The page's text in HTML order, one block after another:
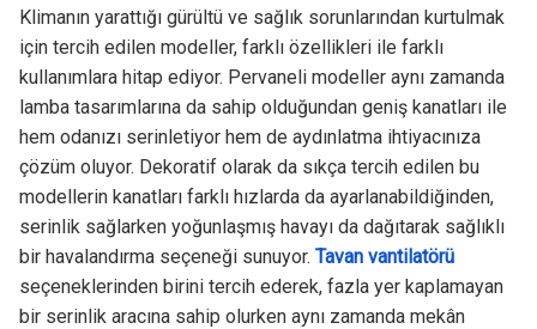
Klimanın yarattığı gürültü ve sağlık sorunlarından kurtulmak
için tercih edilen modeller, farklı özellikleri ile farklı
kullanımlara hitap ediyor. Pervaneli modeller aynı zamanda
lamba tasarımlarına da sahip olduğundan geniş kanatları ile
hem odanızı serinletiyor hem de aydınlatma ihtiyacınıza
çözüm oluyor. Dekoratif olarak da sıkça tercih edilen bu
modellerin kanatları farklı hızlarda da ayarlanabildiğinden,
serinlik sağlarken yoğunlaşmış havayı da dağıtarak sağlıklı
bir havalandırma seçeneği sunuyor. Tavan vantilatörü
seçeneklerinden birini tercih ederek, fazla yer kaplamayan
bir serinlik aracına sahip olurken aynı zamanda mekân